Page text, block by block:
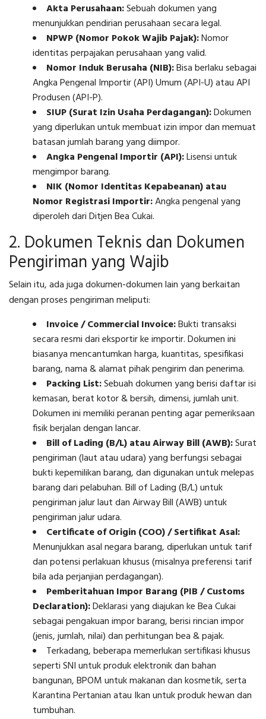
Akta Perusahaan:Sebuah dokumen yang
menunjukkan pendirian perusahaan secara legal.
NPWP (Nomor Pokok Wajib Pajak):Nomor
identitas perpajakan perusahaan yang valid.
Nomor Induk Berusaha (NIB):Bisa berlaku sebagai
Angka Pengenal Importir (API) Umum (API-U) atau API
Produsen (API-P).
SIUP (Surat Izin Usaha Perdagangan):Dokumen
yang diperlukan untuk membuat izin impor dan memuat
batasan jumlah barang yang diimpor.
Angka Pengenal Importir (API):Lisensi untuk
mengimpor barang.
NIK (Nomor Identitas Kepabeanan) atau
Nomor Registrasi Importir:Angka pengenal yang
diperoleh dari Ditjen Bea Cukai.
2. Dokumen Teknis dan Dokumen
Pengiriman yang Wajib
Selain itu, ada juga dokumen-dokumen lain yang berkaitan
dengan proses pengiriman meliputi:
Invoice / Commercial Invoice:Bukti transaksi
secara resmi dari eksportir ke importir. Dokumen ini
biasanya mencantumkan harga, kuantitas, spesifikasi
barang, nama & alamat pihak pengirim dan penerima.
Packing List:Sebuah dokumen yang berisi daftar isi
kemasan, berat kotor & bersih, dimensi, jumlah unit.
Dokumen ini memiliki peranan penting agar pemeriksaan
fisik berjalan dengan lancar.
Bill of Lading (B/L) atau Airway Bill (AWB):Surat
pengiriman (laut atau udara) yang berfungsi sebagai
bukti kepemilikan barang, dan digunakan untuk melepas
barang dari pelabuhan. Bill of Lading (B/L) untuk
pengiriman jalur laut dan Airway Bill (AWB) untuk
pengiriman jalur udara.
Certificate of Origin (COO) / Sertifikat Asal:
Menunjukkan asal negara barang, diperlukan untuk tarif
dan potensi perlakuan khusus (misalnya preferensi tarif
bila ada perjanjian perdagangan).
Pemberitahuan Impor Barang (PIB / Customs
Declaration):Deklarasi yang diajukan ke Bea Cukai
sebagai pengakuan impor barang, berisi rincian impor
(jenis, jumlah, nilai) dan perhitungan bea & pajak.
Terkadang, beberapa memerlukan sertifikasi khusus
seperti SNI untuk produk elektronik dan bahan
bangunan, BPOM untuk makanan dan kosmetik, serta
Karantina Pertanian atau Ikan untuk produk hewan dan
tumbuhan.